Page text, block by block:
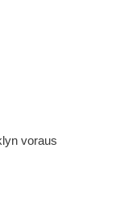
voraus